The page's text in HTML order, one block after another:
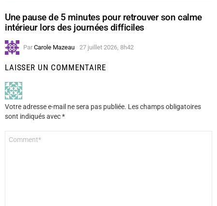
Une pause de 5 minutes pour retrouver son calme
intérieur lors des journées difficiles
Par Carole Mazeau 27 juillet 2026, 8h42
LAISSER UN COMMENTAIRE
Votre adresse e-mail ne sera pas publiée. Les champs obligatoires
sont indiqués avec*